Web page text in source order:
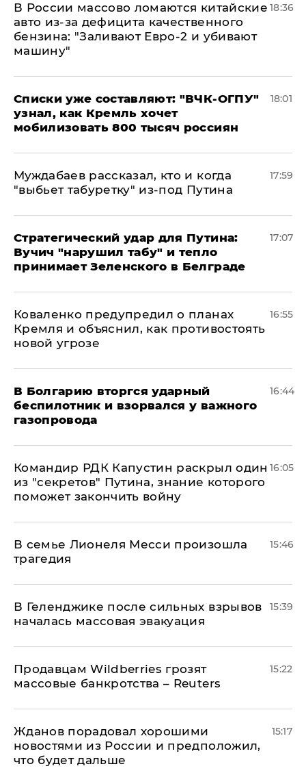
В России массово ломаются китайские
авто из-за дефицита качественного
бензина: "Заливают Евро-2 и убивают
машину"
18:36
Списки уже составляют: "ВЧК-ОГПУ"
узнал, как Кремль хочет
мобилизовать 800 тысяч россиян
18:01
Муждабаев рассказал, кто и когда
"выбьет табуретку" из-под Путина
17:59
Стратегический удар для Путина:
Вучич "нарушил табу" и тепло
принимает Зеленского в Белграде
17:07
Коваленко предупредил о планах
Кремля и объяснил, как противостоять
новой угрозе
16:55
В Болгарию вторгся ударный
беспилотник и взорвался у важного
газопровода
16:44
Командир РДК Капустин раскрыл один
из "секретов" Путина, знание которого
поможет закончить войну
16:05
В семье Лионеля Месси произошла
трагедия
15:46
В Геленджике после сильных взрывов
началась массовая эвакуация
15:39
Продавцам Wildberries грозят
массовые банкротства – Reuters
15:22
Жданов порадовал хорошими
новостями из России и предположил,
что будет дальше
15:17